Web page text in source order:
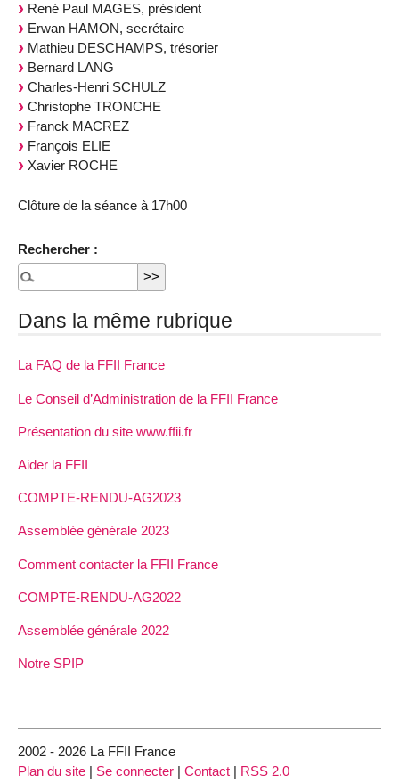
René Paul MAGES, président
Erwan HAMON, secrétaire
Mathieu DESCHAMPS, trésorier
Bernard LANG
Charles-Henri SCHULZ
Christophe TRONCHE
Franck MACREZ
François ELIE
Xavier ROCHE
Clôture de la séance à 17h00
Rechercher :
Dans la même rubrique
La FAQ de la FFII France
Le Conseil d’Administration de la FFII France
Présentation du site www.ffii.fr
Aider la FFII
COMPTE-RENDU-AG2023
Assemblée générale 2023
Comment contacter la FFII France
COMPTE-RENDU-AG2022
Assemblée générale 2022
Notre SPIP
2002 - 2026 La FFII France
Plan du site | Se connecter | Contact | RSS 2.0